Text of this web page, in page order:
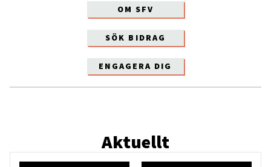
OM SFV
SÖK BIDRAG
ENGAGERA DIG
Aktuellt